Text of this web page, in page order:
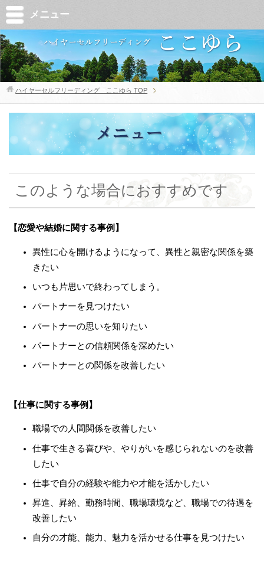
メニュー
ハイヤーセルフリーディング ここゆら TOP
このような場合におすすめです
【恋愛や結婚に関する事例】
異性に心を開けるようになって、異性と親密な関係を築
きたい
いつも片思いで終わってしまう。
パートナーを見つけたい
パートナーの思いを知りたい
パートナーとの信頼関係を深めたい
パートナーとの関係を改善したい
【仕事に関する事例】
職場での人間関係を改善したい
仕事で生きる喜びや、やりがいを感じられないのを改善
したい
仕事で自分の経験や能力や才能を活かしたい
昇進、昇給、勤務時間、職場環境など、職場での待遇を
改善したい
自分の才能、能力、魅力を活かせる仕事を見つけたい